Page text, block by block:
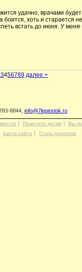
удачно, врачами
хоть и старается
встать до июня. У
3456789 далее >
8844, info@7lepestok.ru
Помогите детям Вы
Карта сайта Стать донором!